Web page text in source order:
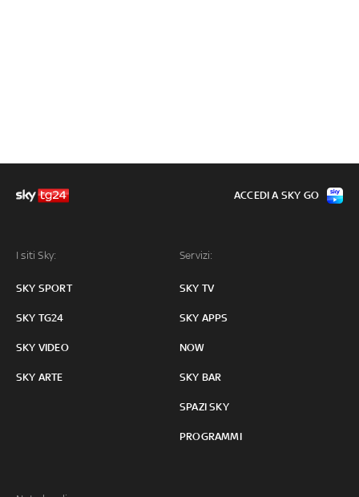
I siti Sky:
SKY SPORT
SKY TG24
SKY VIDEO
SKY ARTE
Servizi:
SKY TV
SKY APPS
NOW
SKY BAR
SPAZI SKY
PROGRAMMI
ACCEDI A SKY GO